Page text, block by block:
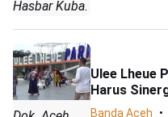
Hasbar Kuba.
Ulee Lheue
Harus
Banda Aceh